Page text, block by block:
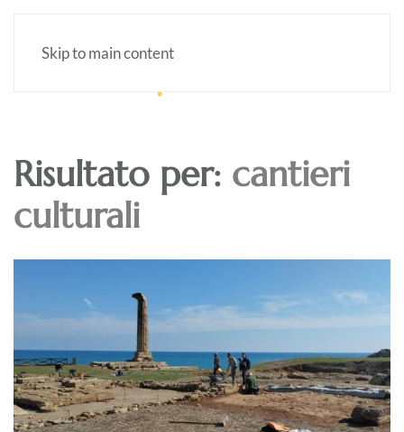
Skip to main content
Risultato per: cantieri
culturali